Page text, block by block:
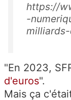
https://
-
"En 2023,
d'euros".
Mais ça